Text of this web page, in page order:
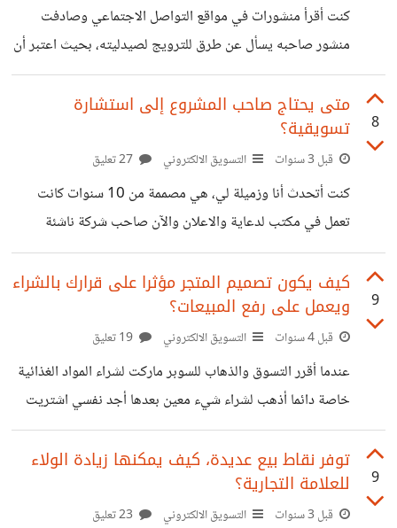
العمل. في النهاية النتيجة كانت أن الإعلانات ومختلف الطرق
التسويقة المستعملة
كنت أقرأ منشورات في مواقع التواصل الاجتماعي وصادفت
منشور صاحبه يسأل عن طرق للترويج لصيدليته، بحيث اعتبر أن
السعر أهم عامل في جذب العميل لكن الصيدليات الأسعار لديهم
موحدة، وبالتالي يبحث عن طرق يمكنه استعمالها لجذب العملاء
والحفاظ عليهم في هذا المجال؟
8
متى يحتاج صاحب المشروع إلى استشارة
تسويقية؟
قبل 3 سنوات التسويق الالكتروني
كنت أتحدث أنا وزميلة لي، هي مصممة من 10 سنوات كانت
تعمل في مكتب لدعاية والاعلان والآن صاحب شركة ناشئة
للتصميم، أخبرتني أنها سعيدة بالنتائج التي تحققها شركتها على
المستوى المحلي لكنها تريد التوسع والتطور أكثر على المستوى
الرقمي، فهي تبحث عن فرص أكثر للنمو والحصول على حصة
سوقية رقمية وكانت تستشيرني في الأمر، كيف يمكن ذلك؟
أخبرتها الصراحة أني أنا متخصصة في كتابة محتوى المواقع من
مقالات ومدونات وضبط السيو الداخلي لها وغيرها من الأمور
9
كيف يكون تصميم المتجر مؤثرا على قرارك بالشراء
ويعمل على رفع المبيعات؟
قبل 4 سنوات التسويق الالكتروني
عندما أقرر التسوق والذهاب للسوبر ماركت لشراء المواد الغذائية
خاصة دائما أذهب لشراء شيء معين بعدها أجد نفسي اشتريت
العديد من الأشياء وقضيت وقت أطول فيها على عكس ما كنت
أخطط له. عندما كنت أنظر في السبب الذي يؤدي بي إلى ذلك
وجدت العديد من الأمور، هذا التنظيم المخطط والمحكم له في
تصميم السوبر ماركت هو ما يجعلنا نقضي وقت كبير ونشتري
9
توفر نقاط بيع عديدة، كيف يمكنها زيادة الولاء
للعلامة التجارية؟
قبل 3 سنوات التسويق الالكتروني